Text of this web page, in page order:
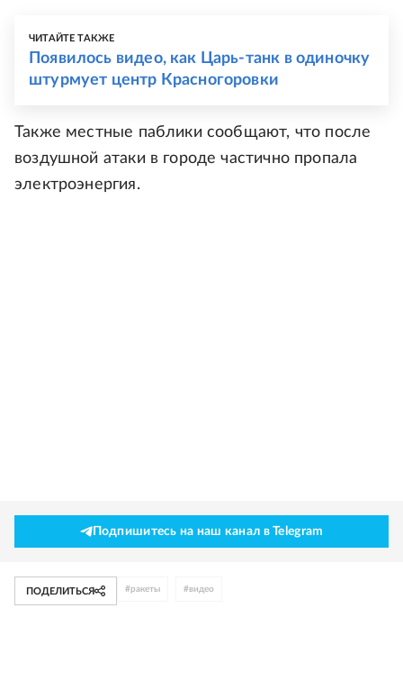
ЧИТАЙТЕ ТАКЖЕ
Появилось видео, как Царь-танк в одиночку
штурмует центр Красногоровки
Также местные паблики сообщают, что после
воздушной атаки в городе частично пропала
электроэнергия.
Подпишитесь на наш канал в Telegram
ПОДЕЛИТЬСЯ #ракеты #видео